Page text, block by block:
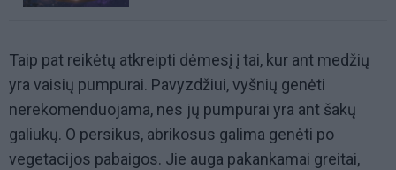
Taip pat reikėtų atkreipti dėmesį į tai, kur ant medžių
yra vaisių pumpurai. Pavyzdžiui, vyšnių genėti
nerekomenduojama, nes jų pumpurai yra ant šakų
galiukų. O persikus, abrikosus galima genėti po
vegetacijos pabaigos. Jie auga pakankamai greitai,